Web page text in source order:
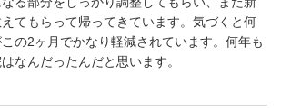
てもらって帰ってきています。気づくと何
の2ヶ月でかなり軽減されています。何年も
なんだったんだと思います。